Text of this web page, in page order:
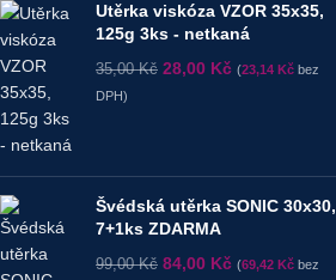
Utěrka viskóza VZOR 35x35,
125g 3ks - netkaná
35,00Kč 28,00 Kč (23,14 Kč bez
DPH)
Švédská utěrka SONIC 30x30,
7+1ks ZDARMA
99,00Kč 84,00 Kč (69,42 Kč bez